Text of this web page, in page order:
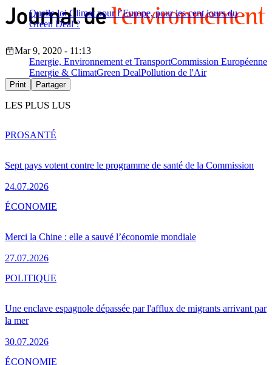
Quelle loi Climat pour l’Europe, pour les cent jours du
Green Deal ?
Mar 9, 2020 - 11:13
Energie, Environnement et TransportCommission Européenne
Energie & ClimatGreen DealPollution de l'Air
Print Partager
LES PLUS LUS
Sept pays votent contre le programme de santé de la Commission
24.07.2026
PROSANTÉ
Merci la Chine : elle a sauvé l’économie mondiale
27.07.2026
ÉCONOMIE
Une enclave espagnole dépassée par l'afflux de migrants arrivant par
la mer
30.07.2026
POLITIQUE
ÉCONOMIE